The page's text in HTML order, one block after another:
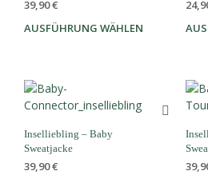
39,90€
AUSFÜHRUNG WÄHLEN
Dieses
mehrere
auf.
Die
Inselliebling – Baby
Sweatjacke
39,90€